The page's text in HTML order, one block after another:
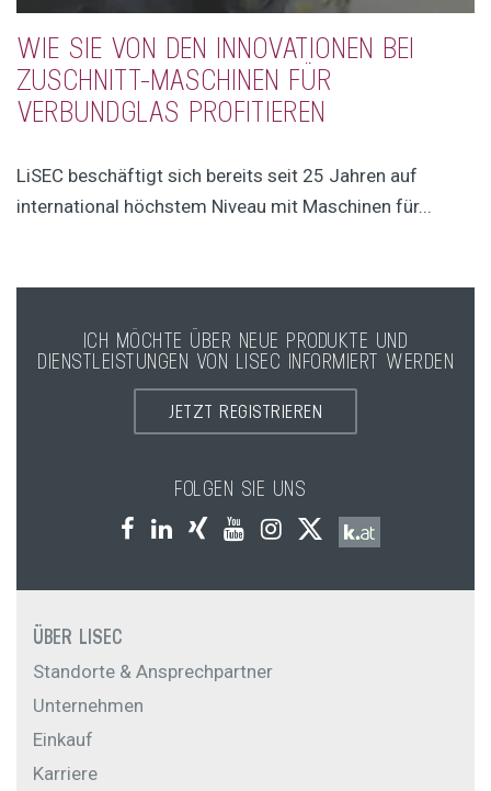
WIE SIE VON DEN INNOVATIONEN BEI
ZUSCHNITT-MASCHINEN FÜR
VERBUNDGLAS PROFITIEREN
LiSEC beschäftigt sich bereits seit 25 Jahren auf
international höchstem Niveau mit Maschinen für...
ICH MÖCHTE ÜBER NEUE PRODUKTE UND
DIENSTLEISTUNGEN VON LISEC INFORMIERT WERDEN
JETZT REGISTRIEREN
FOLGEN SIE UNS
ÜBER LISEC
Standorte & Ansprechpartner
Unternehmen
Einkauf
Karriere